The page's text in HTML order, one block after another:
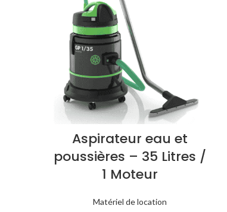
Aspirateur eau et
poussières – 35 Litres /
1 Moteur
Matériel de location